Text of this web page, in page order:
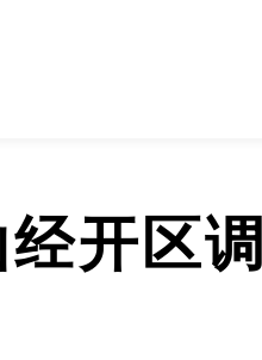
开区